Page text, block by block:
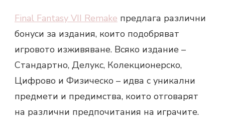
Final Fantasy VII Remake предлага различни
бонуси за издания, които подобряват
игровото изживяване. Всяко издание –
Стандартно, Делукс, Колекционерско,
Цифрово и Физическо – идва с уникални
предмети и предимства, които отговарят
на различни предпочитания на играчите.